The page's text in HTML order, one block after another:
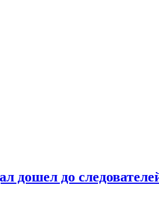
дошел до